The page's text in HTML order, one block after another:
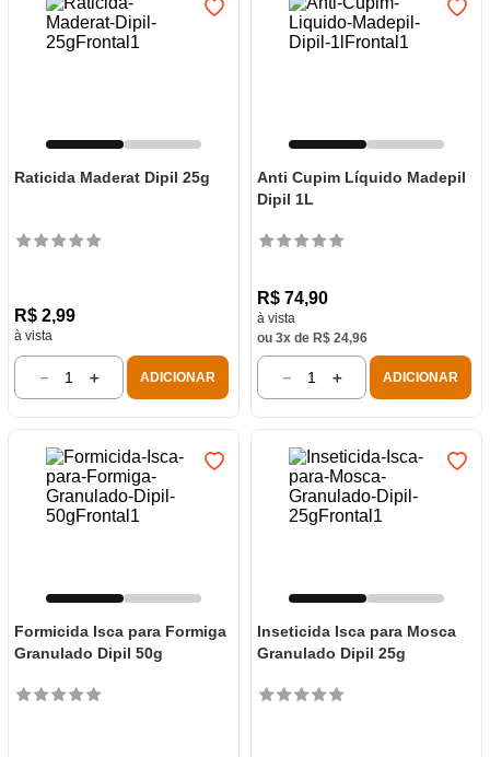
Raticida Maderat Dipil 25g
R$ 2,99
à vista
＋
－ ADICIONAR
Anti Cupim Líquido Madepil
Dipil 1L
R$ 74,90
à vista
ou 3x de R$ 24,96
＋
－ ADICIONAR
Formicida Isca para Formiga
Granulado Dipil 50g
Inseticida Isca para Mosca
Granulado Dipil 25g